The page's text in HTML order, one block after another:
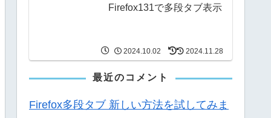
Firefox131で多段タブ表示
2024.10.02 2024.11.28
最近のコメント
Firefox多段タブ 新しい方法を試してみま